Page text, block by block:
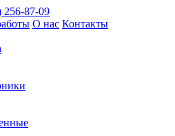
256-87-09
О нас Контакты